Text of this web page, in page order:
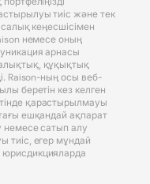
тиіс және тек
кеңесшісімен
немесе оның
арнасы
құқықтық
Raison-ның осы веб-
беретін кез келген
қарастырылмауы
ешқандай ақпарат
немесе сатып алу
тиіс, егер мұндай